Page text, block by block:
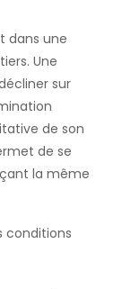
dans une
Une
sur
de son
de se
la même
conditions